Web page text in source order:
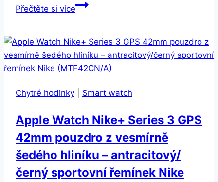
Přečtěte si víceDenver
černý/zelený
(dsw500)
Chytré hodinky Smart watch
Apple Watch Nike+ Series 3 GPS
42mm pouzdro z vesmírně
šedého hliníku – antracitový/
černý sportovní řemínek Nike